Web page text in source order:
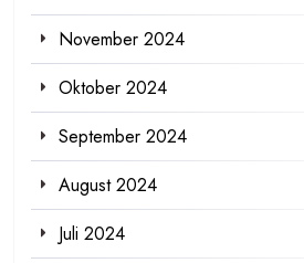
November 2024
Oktober 2024
September 2024
August 2024
Juli 2024